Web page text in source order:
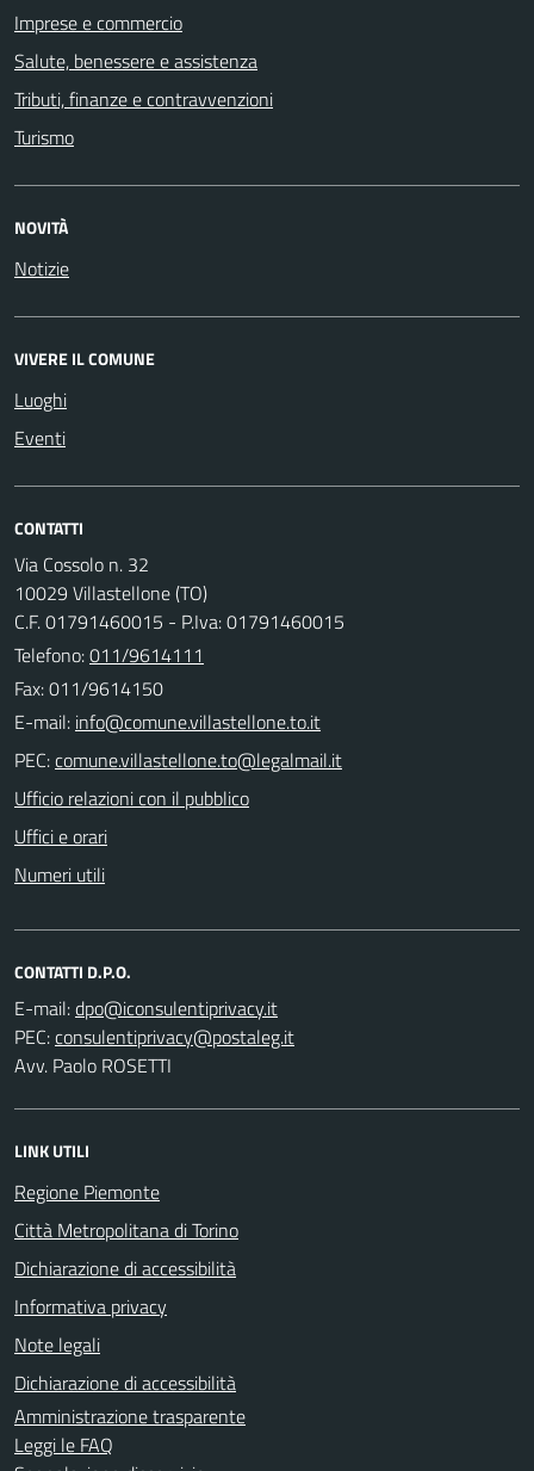
Imprese e commercio
Salute, benessere e assistenza
Tributi, finanze e contravvenzioni
Turismo
NOVITÀ
Notizie
VIVERE IL COMUNE
Luoghi
Eventi
CONTATTI
Via Cossolo n. 32
10029 Villastellone (TO)
C.F. 01791460015 - P.Iva: 01791460015
Telefono:011/9614111
Fax: 011/9614150
E-mail:
PEC:
Ufficio relazioni con il pubblico
Uffici e orari
Numeri utili
CONTATTI D.P.O.
E-mail:
PEC:
Avv. Paolo ROSETTI
LINK UTILI
Regione Piemonte
Città Metropolitana di Torino
Dichiarazione di accessibilità
Informativa privacy
Note legali
Dichiarazione di accessibilità
Amministrazione trasparente
Leggi le FAQ